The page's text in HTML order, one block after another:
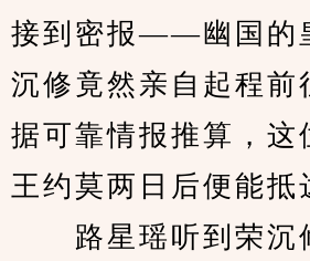
接到密报——幽国的
沉修竟然亲自起程前
据可靠情报推算，这
王约莫两日后便能抵
路星瑶听到荣沉